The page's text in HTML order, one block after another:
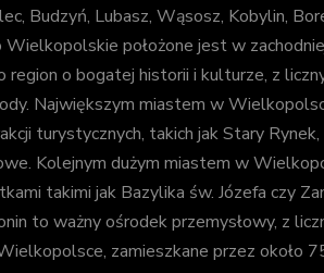
Budzyń, Lubasz, Wąsosz, Kobylin,
położone jest w
o bogatej historii i kulturze, z
Największym miastem w
turystycznych, takich jak Stary
Kolejnym dużym miastem w
takimi jak Bazylika św. Józefa czy
to ważny ośrodek przemysłowy, z
zamieszkane przez około